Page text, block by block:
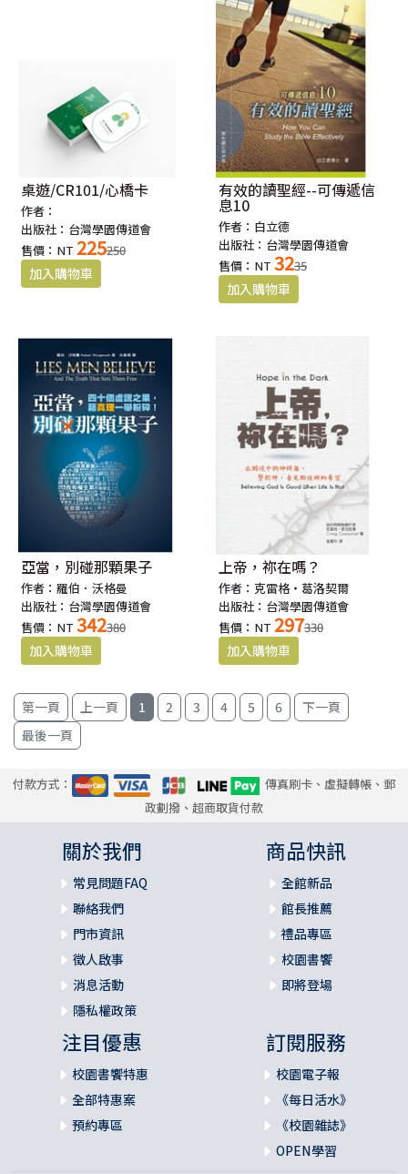
桌遊/CR101/心橋卡
作者：
出版社：台灣學園傳道會
售價：NT 225250
有效的讀聖經--可傳遞信
息10
作者：白立德
出版社：台灣學園傳道會
售價：NT 3235
亞當，別碰那顆果子
作者：羅伯．沃格曼
出版社：台灣學園傳道會
售價：NT 342380
上帝，祢在嗎？
作者：克雷格‧葛洛契爾
出版社：台灣學園傳道會
售價：NT 297330
1 2 3 4 5 6
付款方式：
傳真刷卡、虛擬轉帳、郵
政劃撥、超商取貨付款
關於我們
常見問題FAQ
聯絡我們
門市資訊
徵人啟事
消息活動
隱私權政策
商品快訊
全館新品
館長推薦
禮品專區
校園書饗
即將登場
注目優惠
校園書饗特惠
全部特惠案
預約專區
訂閱服務
校園電子報
《每日活水》
《校園雜誌》
OPEN學習